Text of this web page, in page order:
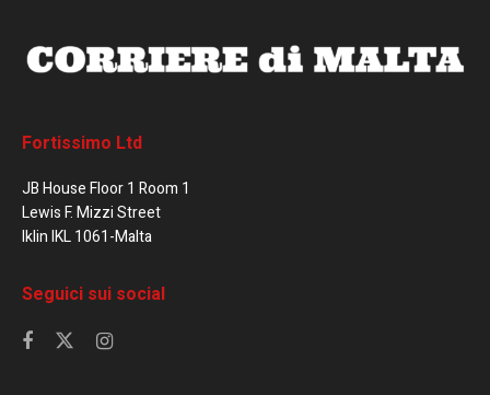
Fortissimo Ltd
JB House Floor 1 Room 1
Lewis F. Mizzi Street
Iklin IKL 1061-Malta
Seguici sui social